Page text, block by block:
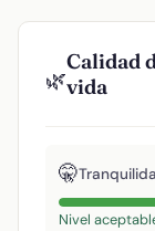
🌿
Calidad
vida
🤫
Nivel